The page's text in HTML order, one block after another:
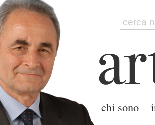
chi sono